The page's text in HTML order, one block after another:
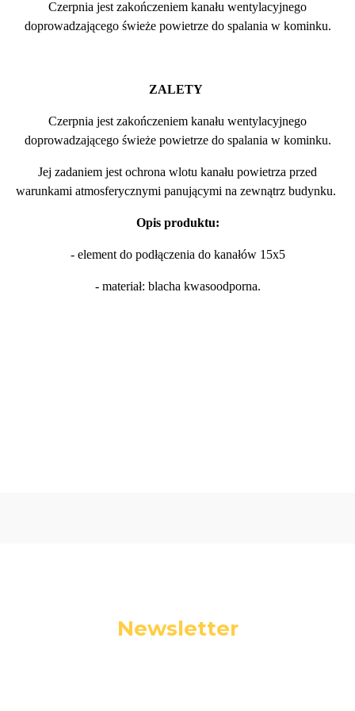
Czerpnia jest zakończeniem kanału wentylacyjnego
doprowadzającego świeże powietrze do spalania w kominku.
ZALETY
Czerpnia jest zakończeniem kanału wentylacyjnego
doprowadzającego świeże powietrze do spalania w kominku.
Jej zadaniem jest ochrona wlotu kanału powietrza przed
warunkami atmosferycznymi panującymi na zewnątrz budynku.
Opis produktu:
- element do podłączenia do kanałów 15x5
- materiał: blacha kwasoodporna.
Newsletter